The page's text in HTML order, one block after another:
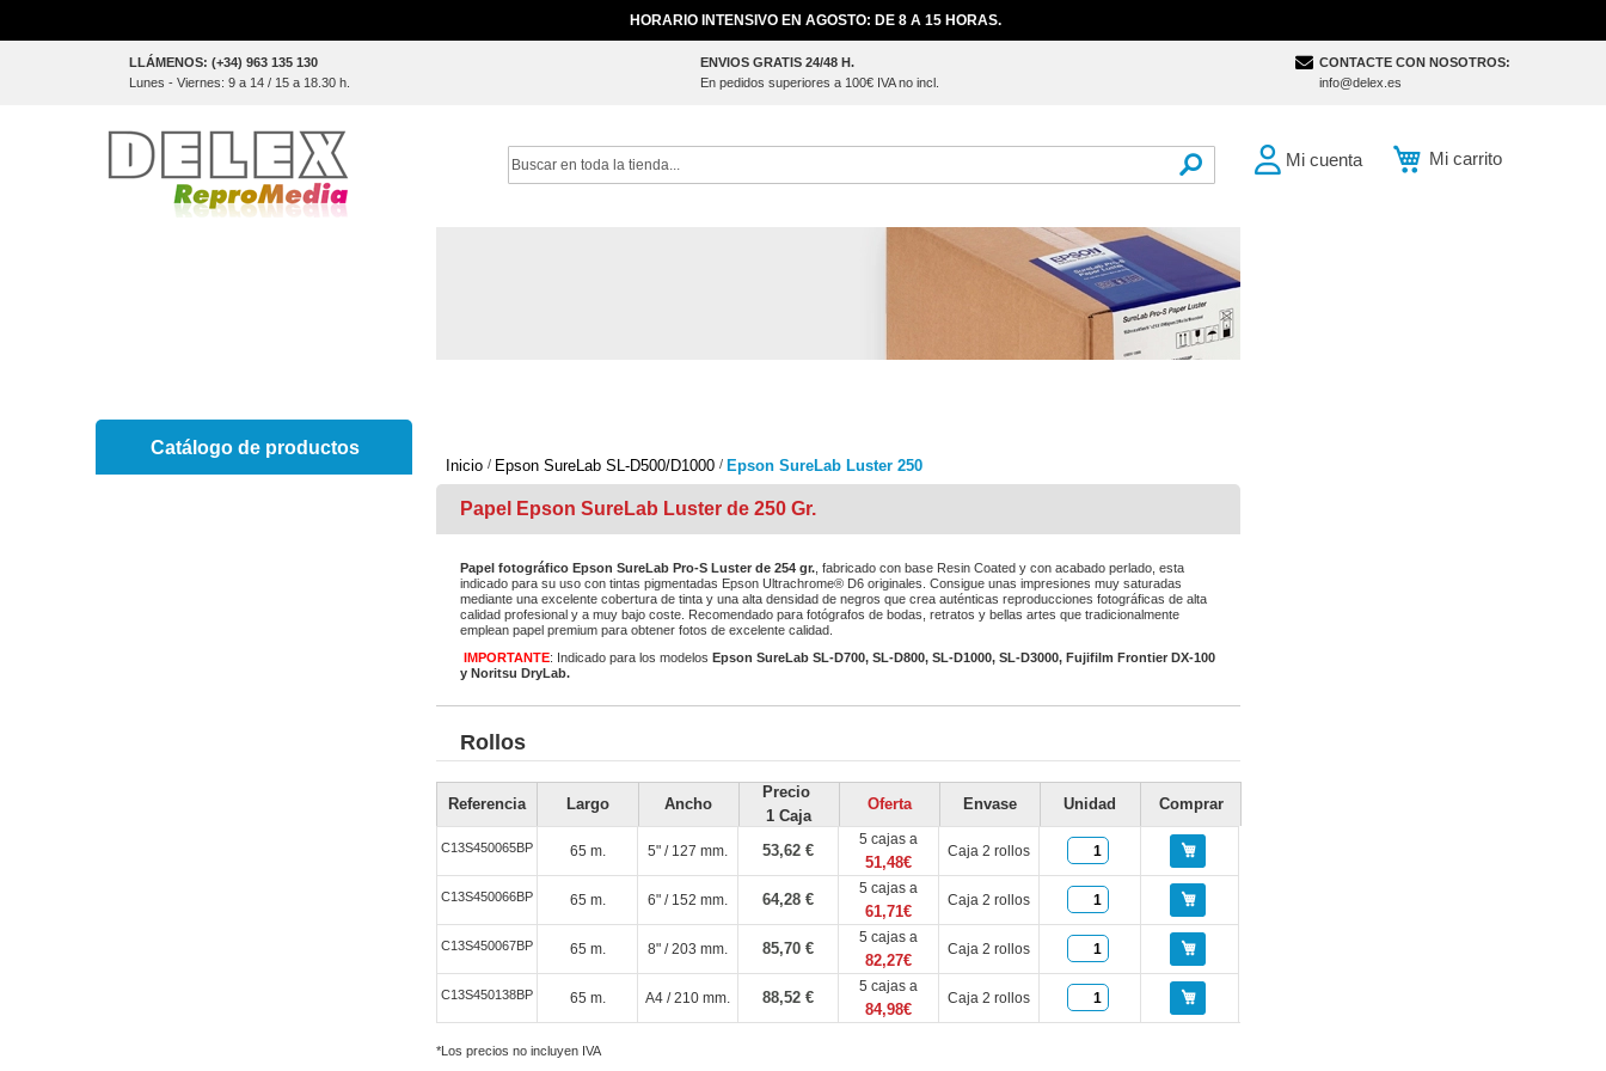
HORARIO INTENSIVO EN AGOSTO: DE 8 A 15 HORAS.
LLÁMENOS: (+34) 963 135 130
Lunes - Viernes: 9 a 14 / 15 a 18.30 h.
ENVIOS GRATIS 24/48 H.
En pedidos superiores a 100€ IVA no incl.
CONTACTE CON NOSOTROS:
info@delex.es
Mi carrito
Mi cuenta
Search
Inicio Epson SureLab SL-D500/D1000 Epson SureLab Luster 250
Papel Epson SureLab Luster de 250 Gr.
Papel fotográfico Epson SureLab Pro-S Luster de 254 gr. , fabricado con base Resin Coated y con acabado perlado, esta
indicado para su uso con tintas pigmentadas Epson Ultrachrome® D6 originales. Consigue unas impresiones muy saturadas
mediante una excelente cobertura de tinta y una alta densidad de negros que crea auténticas reproducciones fotográficas de alta
calidad profesional y a muy bajo coste. Recomendado para fotógrafos de bodas, retratos y bellas artes que tradicionalmente
emplean papel premium para obtener fotos de excelente calidad.
IMPORTANTE: Indicado para los modelosEpson SureLab SL-D700, SL-D800, SL-D1000, SL-D3000, Fujifilm Frontier DX-100
y Noritsu DryLab.
Rollos
Referencia Largo Ancho
Precio
1 Caja
Oferta Envase Unidad Comprar
C13S450065BP 65 m. 5" / 127 mm. 53,62 €
5 cajas a
51,48€
Caja 2 rollos
C13S450066BP 65 m. 6" / 152 mm. 64,28 €
5 cajas a
61,71€
Caja 2 rollos
C13S450067BP 65 m. 8" / 203 mm. 85,70 €
5 cajas a
82,27€
Caja 2 rollos
C13S450138BP 65 m. A4 / 210 mm. 88,52 €
5 cajas a
84,98€
Caja 2 rollos
*Los precios no incluyen IVA
Catálogo de productos